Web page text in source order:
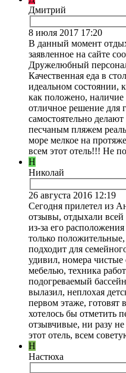
Дмитрий
8 июля 2017 17:20
В данный момент
заявленное на сайте
Дружелюбный
Качественная еда в
идеальном состоянии,
как положено, наличие
отличное решение для
самостоятельно
песчаным пляжем
море мелкое на
всем этот отель!!! Не
Н
Николай
26 августа 2016 12:19
Сегодня прилетел из
отзывы, отдыхали всей
из-за его
только
подходит для
удивил, номера чистые
мебелью, техника
подогреваемый
вылазил, неплохая
первом этаже,
хотелось бы отметить
отзывчивые, ни разу
этот отель, всем
Н
Настюха